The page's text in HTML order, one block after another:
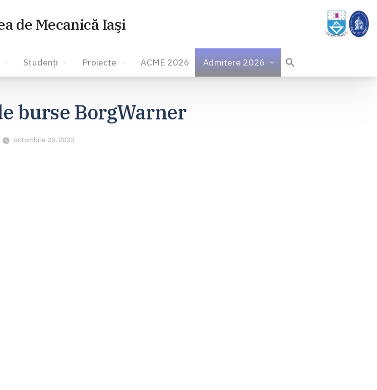
de Mecanică Iaşi
Studenți Proiecte ACME 2026 Admitere 2026
burse BorgWarner
octombrie 20, 2022